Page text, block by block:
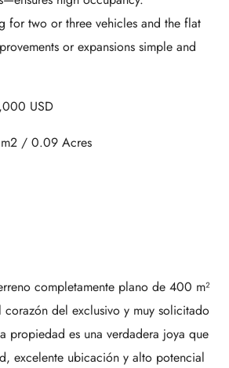
fortwo or three vehicles and the flat
or expansions simple and
USD
/ 0.09 Acres
completamente plano de 400 m²
del exclusivo y muy solicitado
propiedad es una verdadera joya que
excelente ubicación y alto potencial